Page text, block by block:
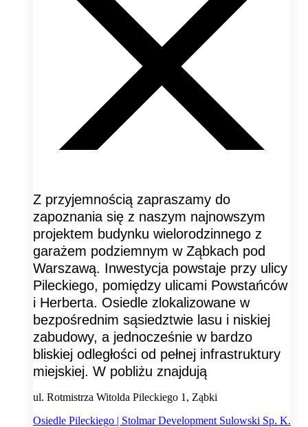
Z przyjemnością zapraszamy do
zapoznania się z naszym najnowszym
projektem budynku wielorodzinnego z
garażem podziemnym w Ząbkach pod
Warszawą. Inwestycja powstaje przy ulicy
Pileckiego, pomiędzy ulicami Powstańców
i Herberta. Osiedle zlokalizowane w
bezpośrednim sąsiedztwie lasu i niskiej
zabudowy, a jednocześnie w bardzo
bliskiej odległości od pełnej infrastruktury
miejskiej. W pobliżu znajdują
ul. Rotmistrza Witolda Pileckiego 1, Ząbki
Osiedle Pileckiego | Stolmar Development Sulowski Sp. K.